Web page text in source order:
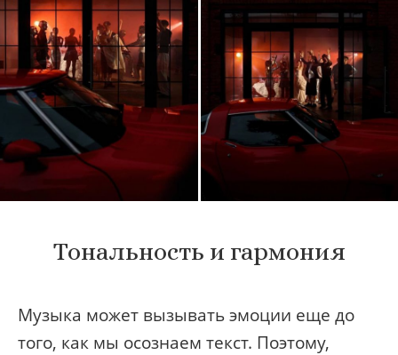
Тональность и гармония
Музыка может вызывать эмоции еще до
того, как мы осознаем текст. Поэтому,